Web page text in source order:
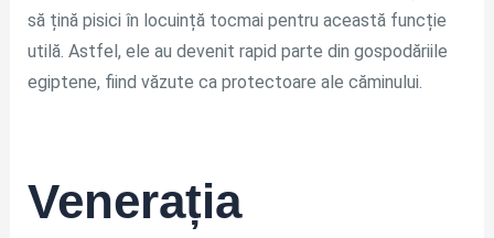
să țină pisici în locuință tocmai pentru această funcție
utilă. Astfel, ele au devenit rapid parte din gospodăriile
egiptene, fiind văzute ca protectoare ale căminului.
Venerația